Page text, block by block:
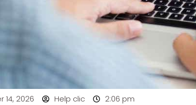
14, 2026 Help clic
2:06 pm